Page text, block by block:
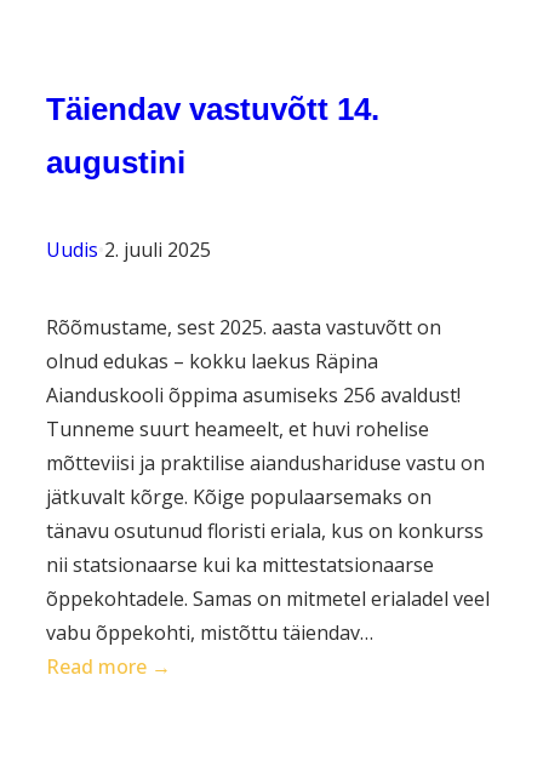
Täiendav vastuvõtt 14.
augustini
Uudis 2. juuli 2025
Rõõmustame, sest 2025. aasta vastuvõtt on
olnud edukas – kokku laekus Räpina
Aianduskooli õppima asumiseks 256 avaldust!
Tunneme suurt heameelt, et huvi rohelise
mõtteviisi ja praktilise aiandushariduse vastu on
jätkuvalt kõrge. Kõige populaarsemaks on
tänavu osutunud floristi eriala, kus on konkurss
nii statsionaarse kui ka mittestatsionaarse
õppekohtadele. Samas on mitmetel erialadel veel
vabu õppekohti, mistõttu täiendav…
Read more →